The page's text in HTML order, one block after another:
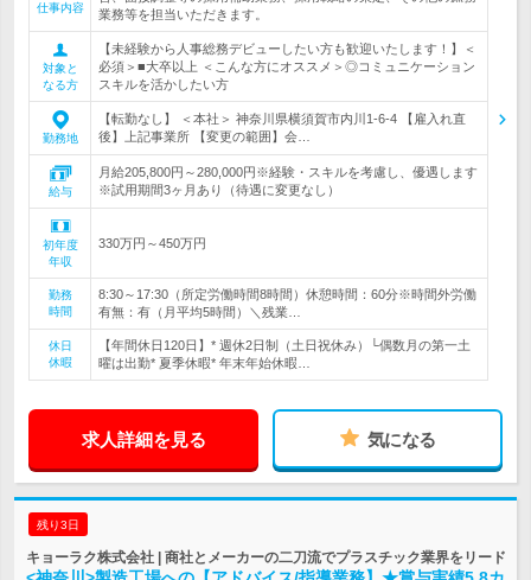
仕事内容
業務等を担当いただきます。
対象と
なる方
【未経験から人事総務デビューしたい方も歓迎いたします！】＜
必須＞■大卒以上 ＜こんな方にオススメ＞◎コミュニケーション
スキルを活かしたい方
勤務地
【転勤なし】 ＜本社＞ 神奈川県横須賀市内川1-6-4 【雇入れ直
後】上記事業所 【変更の範囲】会…
給与
月給205,800円～280,000円※経験・スキルを考慮し、優遇します
※試用期間3ヶ月あり（待遇に変更なし）
初年度
年収
330万円～450万円
勤務
時間
8:30～17:30（所定労働時間8時間）休憩時間：60分※時間外労働
有無：有（月平均5時間）＼残業…
休日
休暇
【年間休日120日】* 週休2日制（土日祝休み）└偶数月の第一土
曜は出勤* 夏季休暇* 年末年始休暇…
求人詳細を見る 気になる
残り3日
キョーラク株式会社 | 商社とメーカーの二刀流でプラスチック業界をリード